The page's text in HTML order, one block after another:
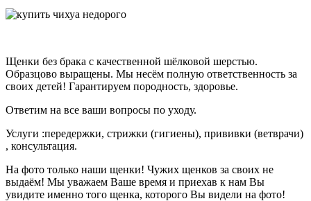
Щенки без брака с качественной шёлковой шерстью.
Образцово выращены. Мы несём полную ответственность за
своих детей! Гарантируем породность, здоровье.
Ответим на все ваши вопросы по уходу.
Услуги :передержки, стрижки (гигиены), прививки (ветврачи)
, консультация.
На фото только наши щенки! Чужих щенков за своих не
выдаём! Мы уважаем Ваше время и приехав к нам Вы
увидите именно того щенка, которого Вы видели на фото!